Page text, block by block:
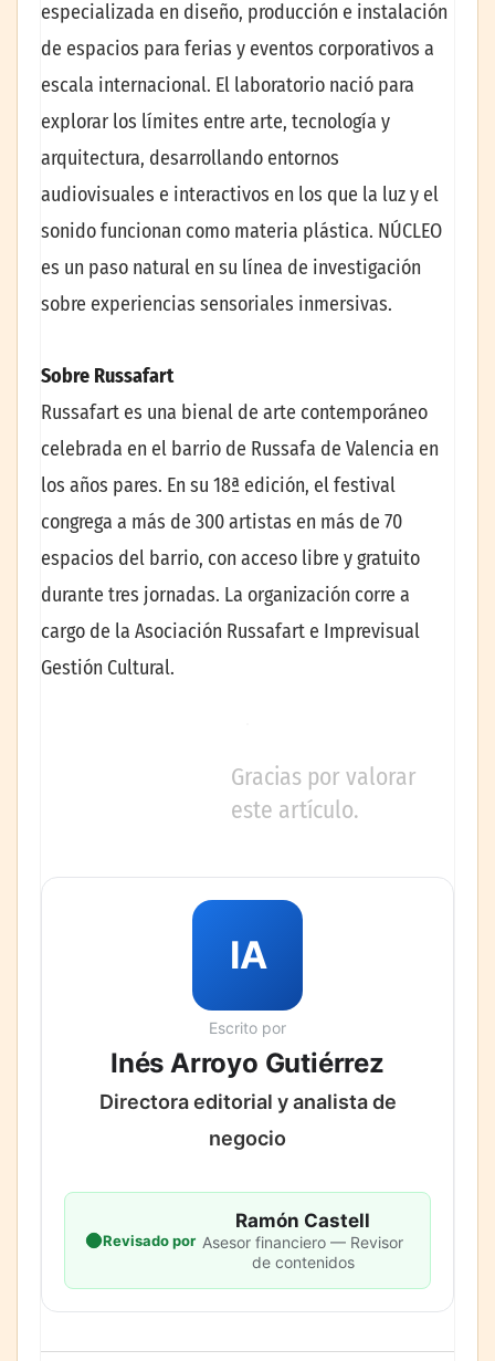
especializada en diseño, producción e instalación
de espacios para ferias y eventos corporativos a
escala internacional. El laboratorio nació para
explorar los límites entre arte, tecnología y
arquitectura, desarrollando entornos
audiovisuales e interactivos en los que la luz y el
sonido funcionan como materia plástica. NÚCLEO
es un paso natural en su línea de investigación
sobre experiencias sensoriales inmersivas.
Sobre Russafart
Russafart es una bienal de arte contemporáneo
celebrada en el barrio de Russafa de Valencia en
los años pares. En su 18ª edición, el festival
congrega a más de 300 artistas en más de 70
espacios del barrio, con acceso libre y gratuito
durante tres jornadas. La organización corre a
cargo de la Asociación Russafart e Imprevisual
Gestión Cultural.
Gracias por valorar
este artículo.
IA
Escrito por
Inés Arroyo Gutiérrez
Directora editorial y analista de
negocio
Revisado por
Ramón Castell
Asesor financiero — Revisor
de contenidos